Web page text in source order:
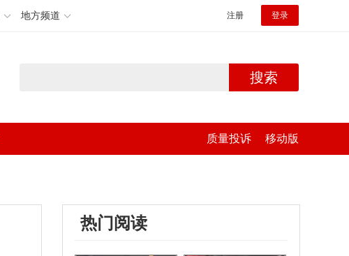
地方频道 注册 登录
搜索
质量投诉 移动版
热门阅读